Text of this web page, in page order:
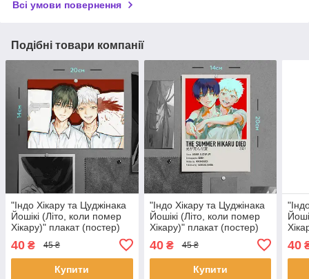
Всі умови повернення
Подібні товари компанії
"Індо Хікару та Цуджінака
Йошікі (Літо, коли помер
Хікару)" плакат (постер)
40 ₴ 45 ₴
Купити
"Індо Хікару та Цуджінака
Йошікі (Літо, коли помер
Хікару)" плакат (постер)
40₴ 45 ₴
Купити
40